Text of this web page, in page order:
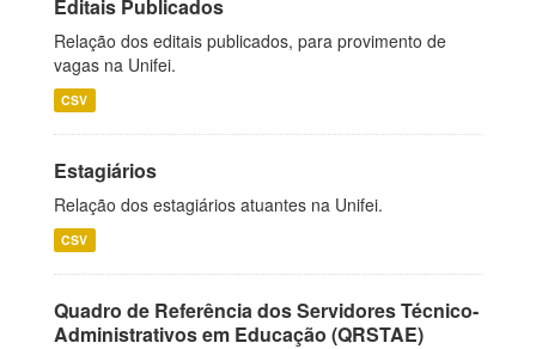
Editais Publicados
Relação dos editais publicados, para provimento de
vagas na Unifei.
CSV
Estagiários
Relação dos estagiários atuantes na Unifei.
CSV
Quadro de Referência dos Servidores Técnico-
Administrativos em Educação (QRSTAE)